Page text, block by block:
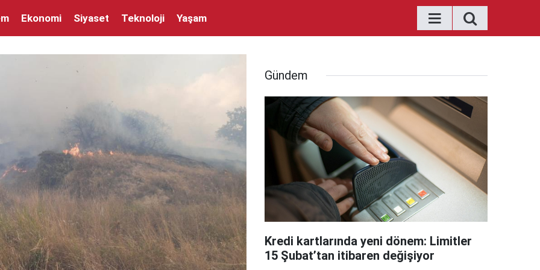
Ekonomi Siyaset Teknoloji Yaşam
Gündem
Kredi kartlarında yeni dönem: Limitler
15 Şubat’tan itibaren değişiyor